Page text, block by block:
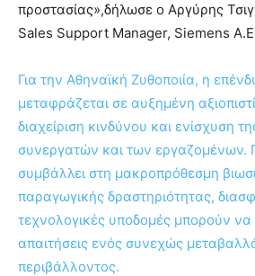
προστασίας»,δήλωσε o Αργύρης
Sales Support Manager, Siemens
Για την Αθηναϊκή Ζυθοποιία, η
μεταφράζεται σε αυξημένη
διαχείριση κινδύνου και ενίσχυση
συνεργατών και των
συμβάλλει στη μακροπρόθεσμη
παραγωγικής δραστηριότητας,
τεχνολογικές υποδομές μπορούν να
απαιτήσεις ενός συνεχώς
περιβάλλοντος.